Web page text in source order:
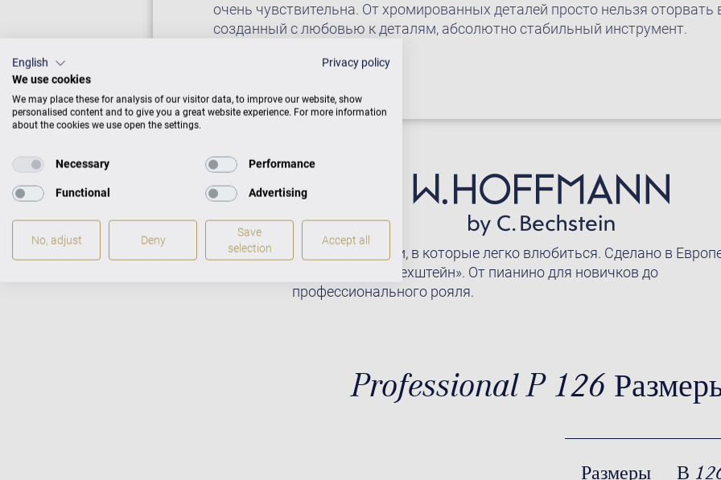
очень чувствительна. От хромированных деталей просто нельзя
созданный с любовью к деталям, абсолютно стабильный инструмент.
Пианино и рояли, в которые легко влюбиться. Сделано в
компанией «К. Бехштейн». От пианино для новичков до
профессионального рояля.
Professional P 126
Размеры В
English
Privacy policy
We use cookies
We may place these for analysis of our visitor data, to improve our website, show
personalised content and to give you a great website experience. For more information
about the cookies we use open the settings.
Necessary Performance
Functional Advertising
No, adjust Deny
Save
selection
Accept all